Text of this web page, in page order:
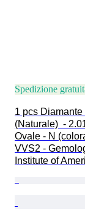
Spedizione
1 pcs Diamante
(Naturale)  -
Ovale - N
VVS2 -
Institute of